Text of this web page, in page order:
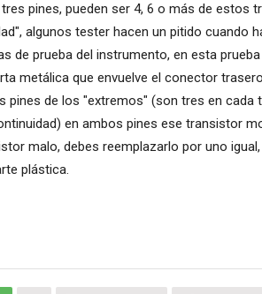
pines, pueden ser 4, 6 o más de estos
algunos tester hacen un pitido cuando
de prueba del instrumento, en esta
metálica que envuelve el conector
pines de los "extremos" (son tres en
en ambos pines ese transistor
malo, debes reemplazarlo por uno
plástica.